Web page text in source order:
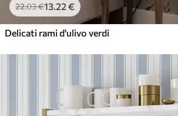
22.03€13.22 €
Delicati rami d'ulivo verdi